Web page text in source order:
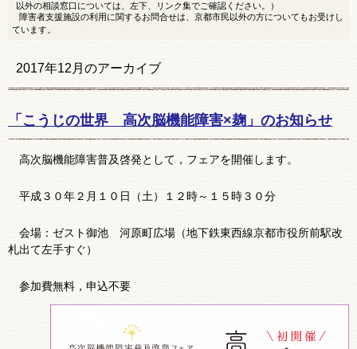
以外の相談窓口については、左下、リンク集でご確認ください。）
障害者支援施設の利用に関するお問合せは、京都市民以外の方についてもお受けし
ています。
2017年12月 のアーカイブ
「こうじの世界 高次脳機能障害×麹」のお知らせ
高次脳機能障害普及啓発として，フェアを開催します。
平成３０年２月１０日（土）１２時～１５時３０分
会場：ゼスト御池 河原町広場（地下鉄東西線京都市役所前駅改
札出て左手すぐ）
参加費無料，申込不要